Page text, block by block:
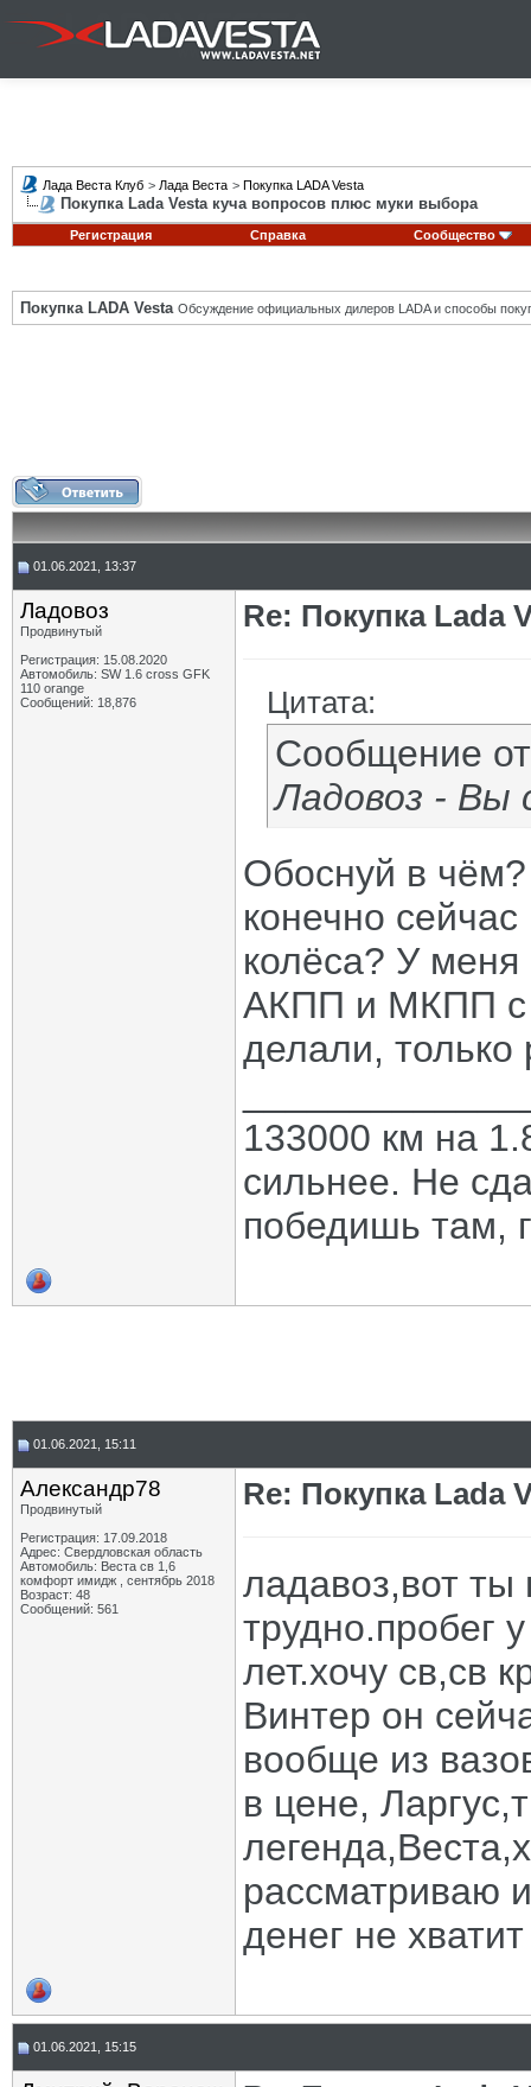
Лада Веста Клуб > Лада Веста > Покупка LADA Vesta
Покупка Lada Vesta куча вопросов плюс муки выбора
Регистрация Справка Сообщество
Покупка LADA Vesta Обсуждение официальных дилеров LADA и способы
01.06.2021, 13:37
Ладовоз
Продвинутый
Регистрация: 15.08.2020
Автомобиль: SW 1.6 cross GFK
110 orange
Сообщений: 18,876
Re: Покупка Lada
Цитата:
Сообщение
Ладовоз - Вы
Обоснуй в
конечно
колёса? У меня
АКПП и МКПП с
делали, только
133000 км на
сильнее. Не
победишь там,
01.06.2021, 15:11
Александр78
Продвинутый
Регистрация: 17.09.2018
Адрес: Свердловская область
Автомобиль: Веста св 1,6
комфорт имидж , сентябрь 2018
Возраст: 48
Сообщений: 561
Re: Покупка Lada
ладавоз,вот
трудно.пробег
лет.хочу св,св
Винтер он
вообще из
в цене,
рассматриваю
денег не хватит
01.06.2021, 15:15